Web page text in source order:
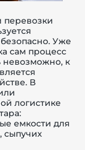
перевозки
Уже
сам процесс
невозможно, к
В
логистике
емкости для
сыпучих